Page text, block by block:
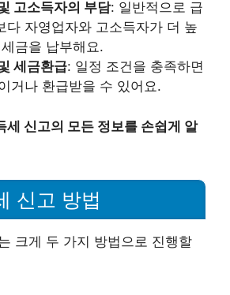
고소득자의 부담: 일반적으로 급
다 자영업자와 고소득자가 더 높
금을 납부해요.
세금환급: 일정 조건을 충족하면
거나 환급받을 수 있어요.
신고의 모든 정보를 손쉽게 알
신고 방법
크게 두 가지 방법으로 진행할